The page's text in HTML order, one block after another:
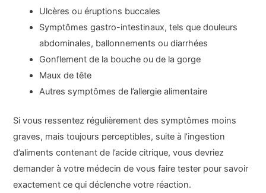
Ulcères ou éruptions buccales
Symptômes gastro-intestinaux, tels que douleurs
abdominales, ballonnements ou diarrhées
Gonflement de la bouche ou de la gorge
Maux de tête
Autres symptômes de l’allergie alimentaire
Si vous ressentez régulièrement des symptômes moins
graves, mais toujours perceptibles, suite à l’ingestion
d’aliments contenant de l’acide citrique, vous devriez
demander à votre médecin de vous faire tester pour savoir
exactement ce qui déclenche votre réaction.